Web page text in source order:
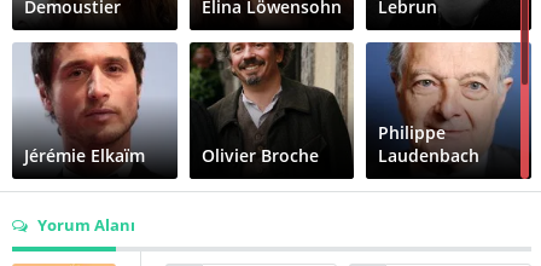
Demoustier
Elina Löwensohn
Lebrun
Jérémie Elkaïm Olivier Broche
Philippe
Laudenbach
Yorum Alanı